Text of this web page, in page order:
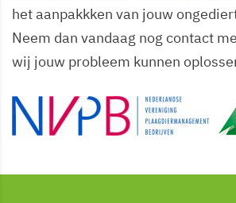
het aanpakkken van jouw
Neem dan vandaag nog contact
wij jouw probleem kunnen